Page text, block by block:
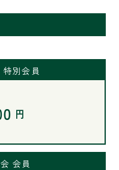
別会員
円
会員